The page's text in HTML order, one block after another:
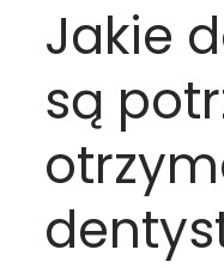
Jakie
są